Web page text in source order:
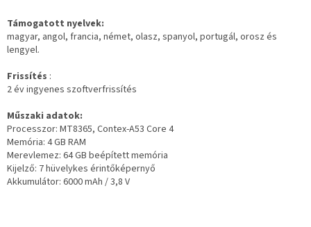
Támogatott nyelvek:
magyar, angol, francia, német, olasz, spanyol, portugál, orosz és
lengyel.
Frissítés :
2 év ingyenes szoftverfrissítés
Műszaki adatok:
Processzor: MT8365, Contex-A53 Core 4
Memória: 4 GB RAM
Merevlemez: 64 GB beépített memória
Kijelző: 7 hüvelykes érintőképernyő
Akkumulátor: 6000 mAh / 3,8 V